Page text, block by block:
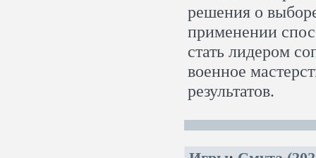
решения о
применении
стать лидером
военное
результатов.